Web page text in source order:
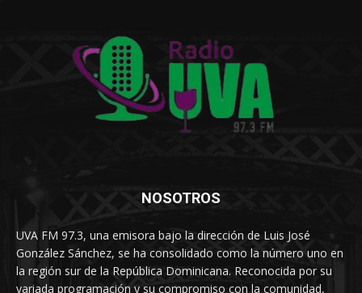
NOSOTROS
UVA FM 97.3, una emisora bajo la dirección de Luis José
González Sánchez, se ha consolidado como la número uno en
la región sur de la República Dominicana. Reconocida por su
variada programación y su compromiso con la comunidad,